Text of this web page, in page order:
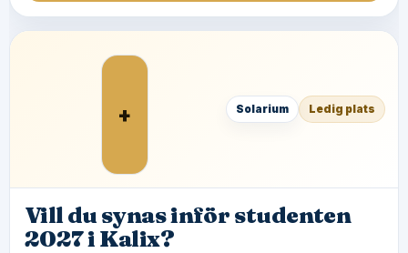
+ Solarium Ledig plats
Vill du synas inför studenten
2027 i Kalix?